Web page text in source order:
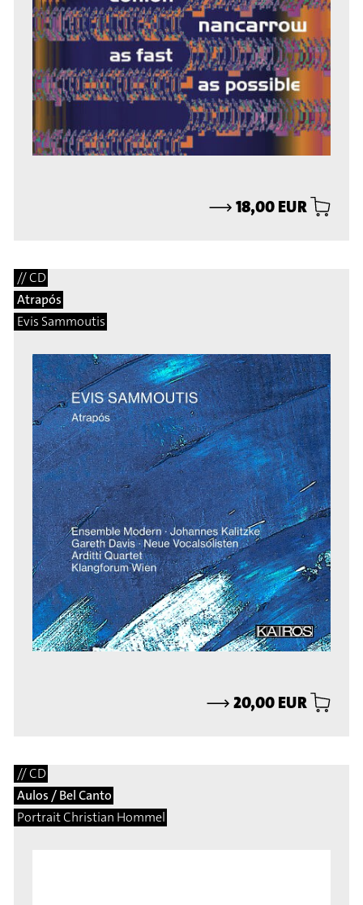
⟶18,00 EUR
// CD
Atrapós
Evis Sammoutis
⟶20,00 EUR
// CD
Aulos / Bel Canto
Portrait Christian Hommel